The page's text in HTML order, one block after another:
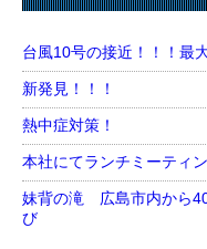
台風10号の接近！！！最
新発見！！！
熱中症対策！
本社にてランチミーティ
妹背の滝 広島市内から
び